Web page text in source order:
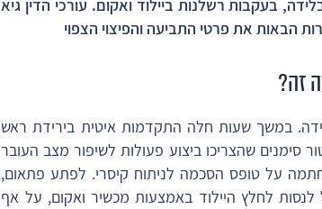
בעקבות רשלנות ביילוד ואקום. עורכי הדין גיא
הבאות את פרטי התביעה והפיצוי הצפוי
זה?
במשך שעות חלה התקדמות איטית בירידת ראש
סימנים שהצריכו ביצוע פעולות לשיפור מצב העובר
על טופס הסכמה לניתוח קיסרי. לפתע פתאום,
לחלץ היילוד באמצעות מכשיר ואקום, על אף